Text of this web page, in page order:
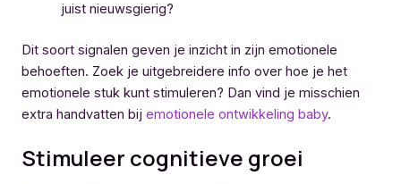
juist nieuwsgierig?
Dit soort signalen geven je inzicht in zijn emotionele
behoeften. Zoek je uitgebreidere info over hoe je het
emotionele stuk kunt stimuleren? Dan vind je misschien
extra handvatten bij emotionele ontwikkeling baby.
Stimuleer cognitieve groei